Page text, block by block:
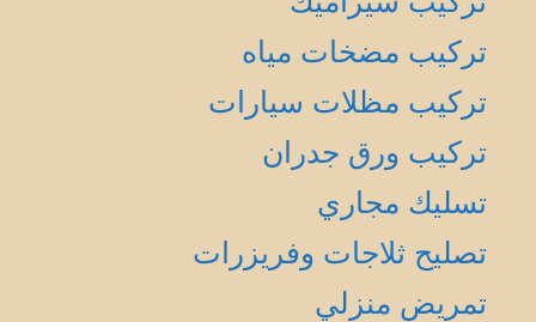
تركيب مضخات مياه
تركيب مظلات سيارات
تركيب ورق جدران
تسليك مجاري
تصليح ثلاجات وفريزرات
تمريض منزلي